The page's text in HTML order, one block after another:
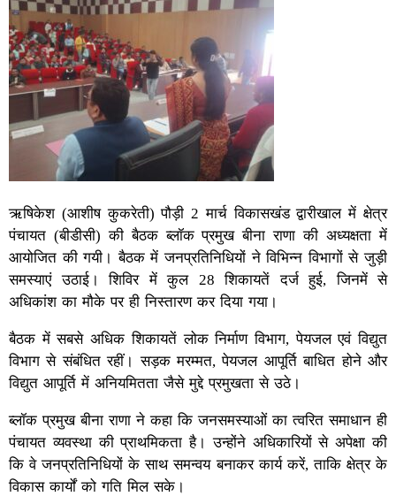
ऋषिकेश (आशीष कुकरेती) पौड़ी 2 मार्च विकासखंड द्वारीखाल में क्षेत्र
पंचायत (बीडीसी) की बैठक ब्लॉक प्रमुख बीना राणा की अध्यक्षता में
आयोजित की गयी। बैठक में जनप्रतिनिधियों ने विभिन्न विभागों से जुड़ी
समस्याएं उठाई। शिविर में कुल 28 शिकायतें दर्ज हुई, जिनमें से
अधिकांश का मौके पर ही निस्तारण कर दिया गया।
बैठक में सबसे अधिक शिकायतें लोक निर्माण विभाग, पेयजल एवं विद्युत
विभाग से संबंधित रहीं। सड़क मरम्मत, पेयजल आपूर्ति बाधित होने और
विद्युत आपूर्ति में अनियमितता जैसे मुद्दे प्रमुखता से उठे।
ब्लॉक प्रमुख बीना राणा ने कहा कि जनसमस्याओं का त्वरित समाधान ही
पंचायत व्यवस्था की प्राथमिकता है। उन्होंने अधिकारियों से अपेक्षा की
कि वे जनप्रतिनिधियों के साथ समन्वय बनाकर कार्य करें, ताकि क्षेत्र के
विकास कार्यों को गति मिल सके।